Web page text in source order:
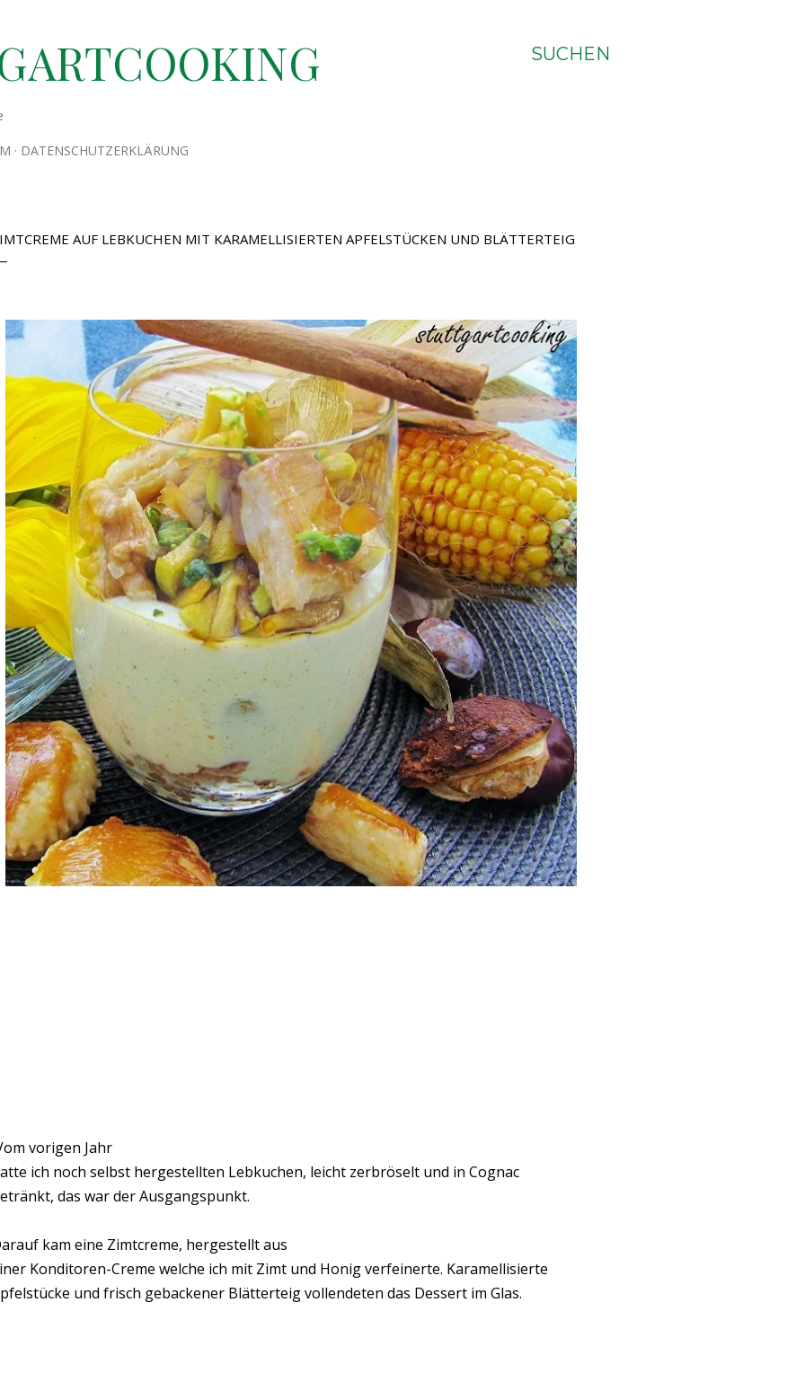
SUCHEN
DATENSCHUTZERKLÄRUNG
AUF LEBKUCHEN MIT KARAMELLISIERTEN APFELSTÜCKEN UND BLÄTTERTEIG
vorigen Jahr
ich noch selbst hergestellten Lebkuchen, leicht zerbröselt und in Cognac
das war der Ausgangspunkt.
kam eine Zimtcreme, hergestellt aus
Konditoren-Creme welche ich mit Zimt und Honig verfeinerte. Karamellisierte
und frisch gebackener Blätterteig vollendeten das Dessert im Glas.